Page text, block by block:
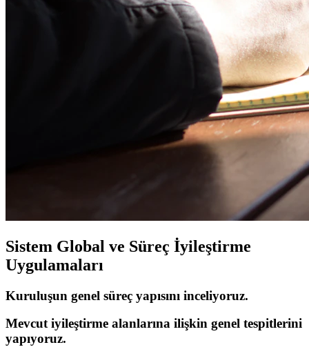
Sistem Global ve Süreç İyileştirme
Uygulamaları
Kuruluşun genel süreç yapısını inceliyoruz.
Mevcut iyileştirme alanlarına ilişkin genel tespitlerini
yapıyoruz.